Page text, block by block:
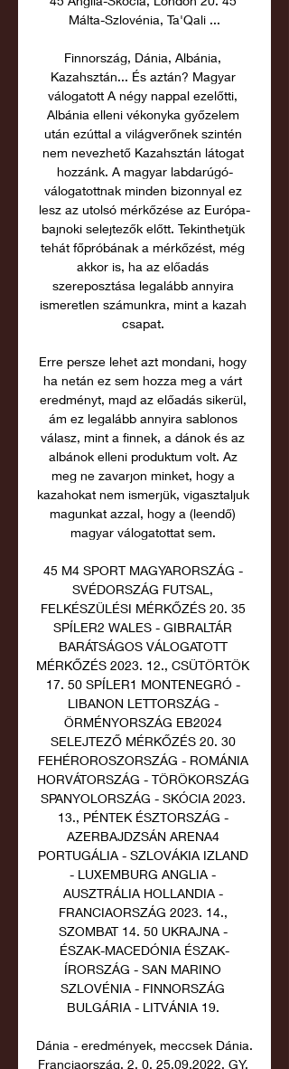
Málta-Szlovénia, Ta'Qali ...
Finnország, Dánia, Albánia,
Kazahsztán... És aztán? Magyar
válogatott A négy nappal ezelőtti,
Albánia elleni vékonyka győzelem
után ezúttal a világverőnek szintén
nem nevezhető Kazahsztán látogat
hozzánk. A magyar labdarúgó-
válogatottnak minden bizonnyal ez
lesz az utolsó mérkőzése az Európa-
bajnoki selejtezők előtt. Tekinthetjük
tehát főpróbának a mérkőzést, még
akkor is, ha az előadás
szereposztása legalább annyira
ismeretlen számunkra, mint a kazah
csapat.
Erre persze lehet azt mondani, hogy
ha netán ez sem hozza meg a várt
eredményt, majd az előadás sikerül,
ám ez legalább annyira sablonos
válasz, mint a finnek, a dánok és az
albánok elleni produktum volt. Az
meg ne zavarjon minket, hogy a
kazahokat nem ismerjük, vigasztaljuk
magunkat azzal, hogy a (leendő)
magyar válogatottat sem.
45 M4 SPORT MAGYARORSZÁG -
SVÉDORSZÁG FUTSAL,
FELKÉSZÜLÉSI MÉRKŐZÉS 20. 35
SPÍLER2 WALES - GIBRALTÁR
BARÁTSÁGOS VÁLOGATOTT
MÉRKŐZÉS 2023. 12., CSÜTÖRTÖK
17. 50 SPÍLER1 MONTENEGRÓ -
LIBANON LETTORSZÁG -
ÖRMÉNYORSZÁG EB2024
SELEJTEZŐ MÉRKŐZÉS 20. 30
FEHÉROROSZORSZÁG - ROMÁNIA
HORVÁTORSZÁG - TÖRÖKORSZÁG
SPANYOLORSZÁG - SKÓCIA 2023.
13., PÉNTEK ÉSZTORSZÁG -
AZERBAJDZSÁN ARENA4
PORTUGÁLIA - SZLOVÁKIA IZLAND
- LUXEMBURG ANGLIA -
AUSZTRÁLIA HOLLANDIA -
FRANCIAORSZÁG 2023. 14.,
SZOMBAT 14. 50 UKRAJNA -
ÉSZAK-MACEDÓNIA ÉSZAK-
ÍRORSZÁG - SAN MARINO
SZLOVÉNIA - FINNORSZÁG
BULGÁRIA - LITVÁNIA 19.
Dánia - eredmények, meccsek Dánia.
Franciaország. 2. 0. 25.09.2022. GY.